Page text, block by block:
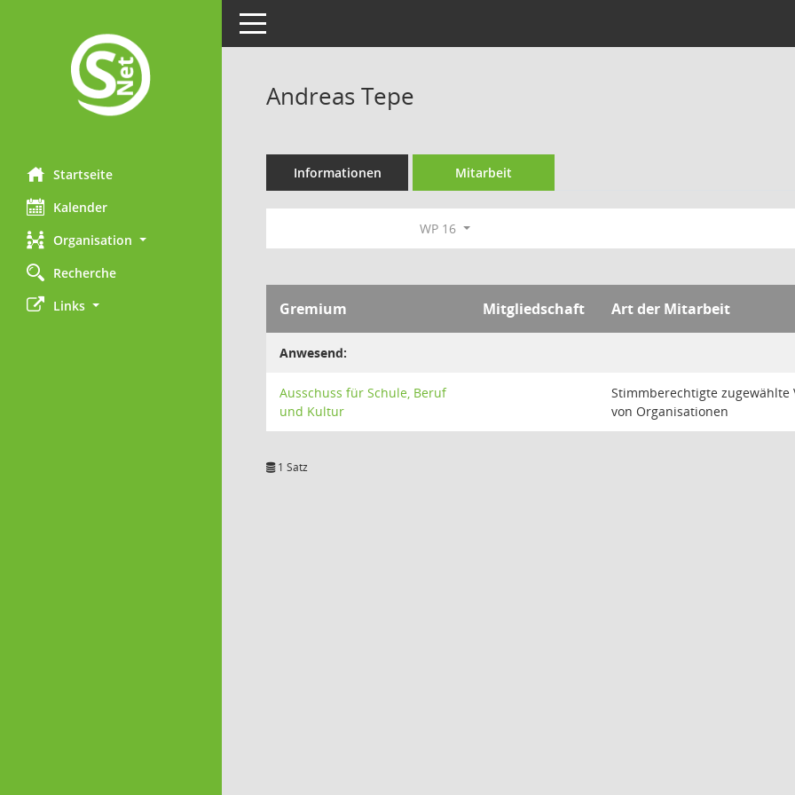
Startseite
Kalender
Organisation
Recherche
Links
Toggle navigation
Andreas Tepe
Informationen Mitarbeit
WP 16
Gremium Mitgliedschaft Art der Mitarbeit
Anwesend:
Ausschuss für Schule, Beruf
und Kultur
Stimmberechtigte zugewählte
von Organisationen
1 Satz